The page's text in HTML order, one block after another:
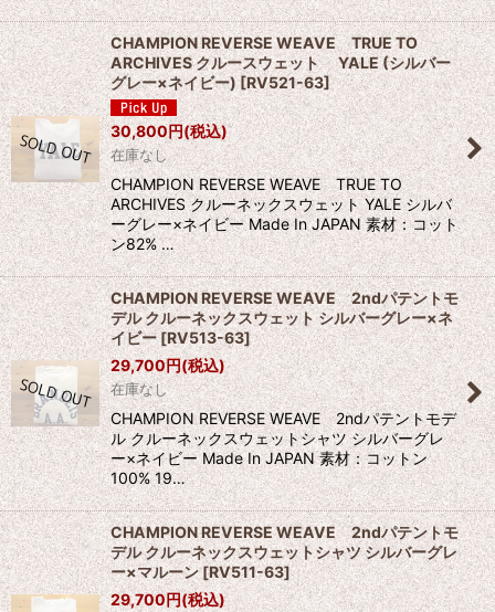
CHAMPION REVERSE WEAVE TRUE TO
ARCHIVES クルースウェット YALE (シルバー
グレー×ネイビー) [RV521-63]
30,800円(税込)
在庫なし
CHAMPION REVERSE WEAVE TRUE TO
ARCHIVES クルーネックスウェット YALE シルバ
ーグレー×ネイビー Made In JAPAN 素材：コット
ン82% …
CHAMPION REVERSE WEAVE 2ndパテントモ
デル クルーネックスウェット シルバーグレー×ネ
イビー[RV513-63]
29,700円(税込)
在庫なし
CHAMPION REVERSE WEAVE 2ndパテントモデ
ル クルーネックスウェットシャツ シルバーグレ
ー×ネイビー Made In JAPAN 素材：コットン
100% 19…
CHAMPION REVERSE WEAVE 2ndパテントモ
デル クルーネックスウェットシャツ シルバーグレ
ー×マルーン [RV511-63]
29,700円(税込)